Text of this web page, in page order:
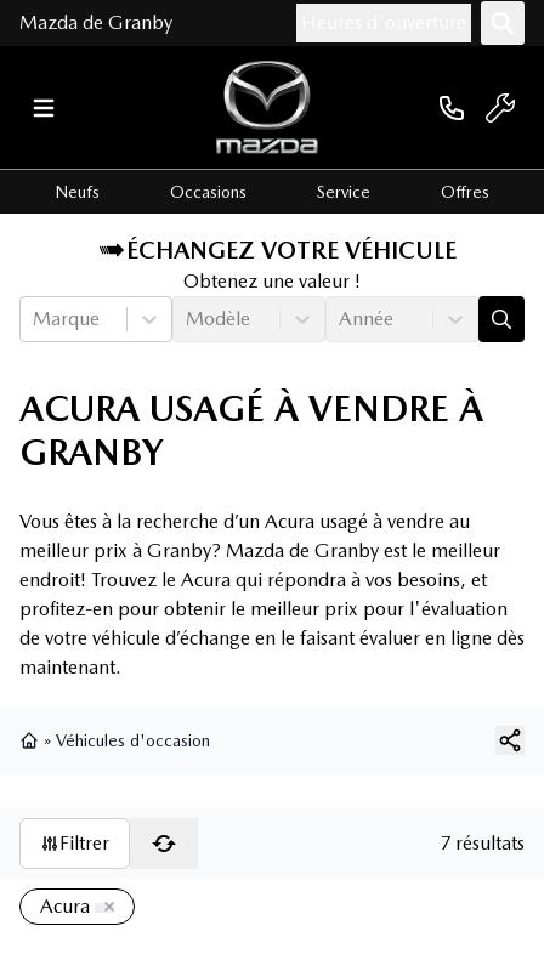
Mazda de Granby
Neufs Occasions Service Offres
ÉCHANGEZ VOTRE VÉHICULE
Obtenez une valeur !
Marque
Modèle Année
ACURA USAGÉ À VENDRE À
GRANBY
Vous êtes à la recherche d’un Acura usagé à vendre au
meilleur prix à Granby? Mazda de Granby est le meilleur
endroit! Trouvez le Acura qui répondra à vos besoins, et
profitez-en pour obtenir le meilleur prix pour l'évaluation
de votre véhicule d’échange en le faisant évaluer en ligne dès
maintenant.
» Véhicules d'occasion
Filtrer 7 résultats
Acura